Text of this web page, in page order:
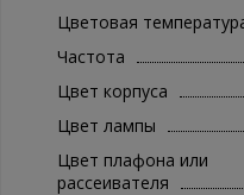
Цветовая
Частота
Цвет корпуса
Цвет лампы
Цвет плафона или
рассеивателя